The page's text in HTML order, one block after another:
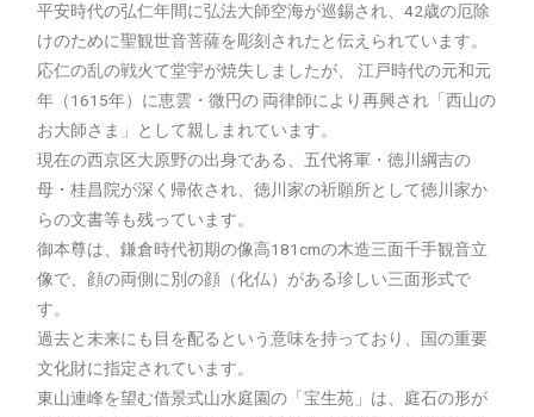
平安時代の弘仁年間に弘法大師空海が巡錫され、42歳の厄除
けのために聖観世音菩薩を彫刻されたと伝えられています。
応仁の乱の戦火て堂宇が焼失しましたが、 江戸時代の元和元
年（1615年）に恵雲・微円の 両律師により再興され「西山の
お大師さま」として親しまれています。
現在の西京区大原野の出身である、五代将軍・徳川綱吉の
母・桂昌院が深く帰依され、徳川家の祈願所として徳川家か
らの文書等も残っています。
御本尊は、鎌倉時代初期の像高181cmの木造三面千手観音立
像で、顔の両側に別の顔（化仏）がある珍しい三面形式で
す。
過去と未来にも目を配るという意味を持っており、国の重要
文化財に指定されています。
東山連峰を望む借景式山水庭園の「宝生苑」は、庭石の形が